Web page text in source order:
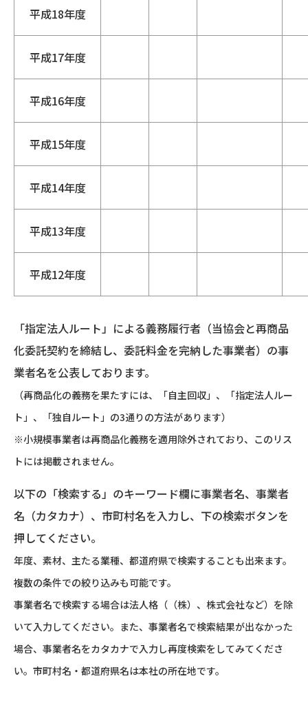
平成18年度
平成17年度
平成16年度
平成15年度
平成14年度
平成13年度
平成12年度
「指定法人ルート」による義務履行者（当協会と再商品
化委託契約を締結し、委託料金を完納した事業者）の事
業者名を公表しております。
（再商品化の義務を果たすには、「自主回収」、「指定法人ルー
ト」、「独自ルート」の3通りの方法があります）
※小規模事業者は再商品化義務を適用除外されており、このリス
トには掲載されません。
以下の「検索する」のキーワード欄に事業者名、事業者
名（カタカナ）、市町村名を入力し、下の検索ボタンを
押してください。
年度、素材、主たる業種、都道府県で検索することも出来ます。
複数の条件での絞り込みも可能です。
事業者名で検索する場合は法人格（（株）、株式会社など）を除
いて入力してください。また、事業者名で検索結果が出なかった
場合、事業者名をカタカナで入力し再度検索をしてみてくださ
い。市町村名・都道府県名は本社の所在地です。